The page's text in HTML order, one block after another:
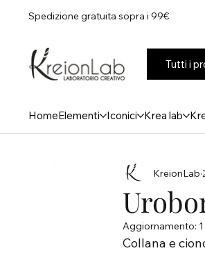
Spedizione gratuita sopra i 99€
Tutti i
HomeElementi Iconici Krea lab
KreionLab
Aggiornamento:
Collana e